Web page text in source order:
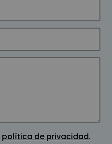
política de privacidad.